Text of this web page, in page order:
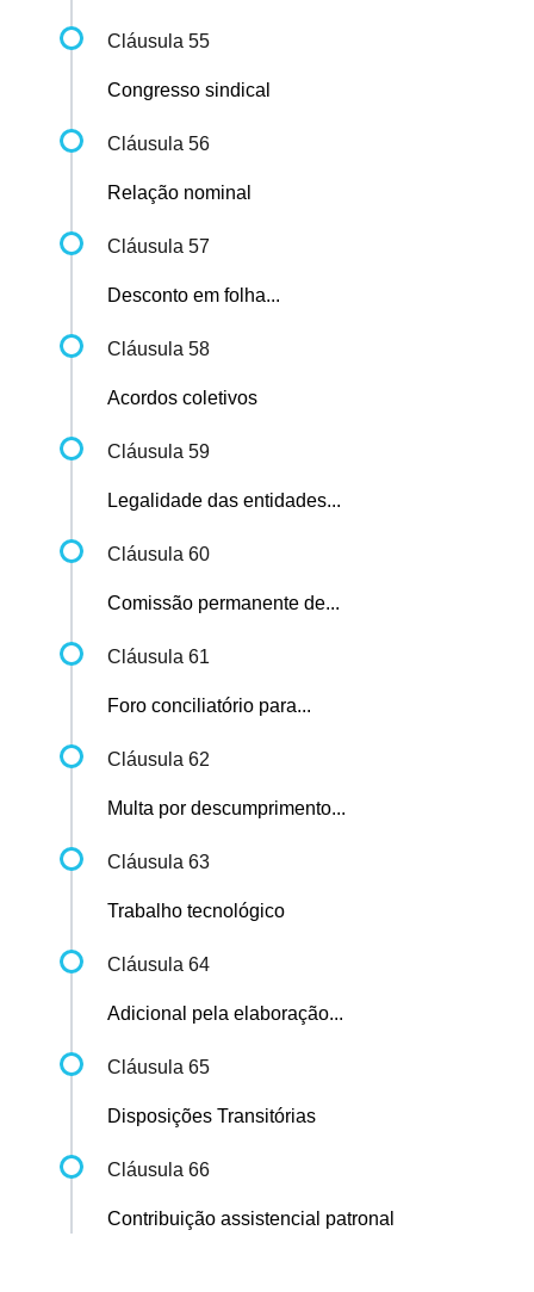
Cláusula 55
Congresso sindical
Cláusula 56
Relação nominal
Cláusula 57
Desconto em folha...
Cláusula 58
Acordos coletivos
Cláusula 59
Legalidade das entidades...
Cláusula 60
Comissão permanente de...
Cláusula 61
Foro conciliatório para...
Cláusula 62
Multa por descumprimento...
Cláusula 63
Trabalho tecnológico
Cláusula 64
Adicional pela elaboração...
Cláusula 65
Disposições Transitórias
Cláusula 66
Contribuição assistencial patronal